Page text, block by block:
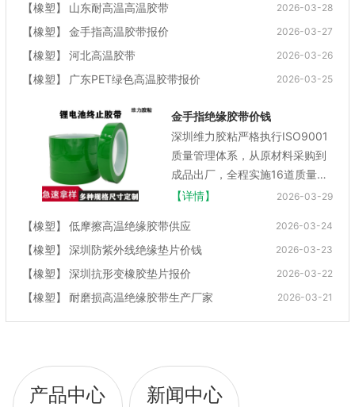
有限公司作为生产型企业，...
【橡塑】 山东耐高温高温胶带 2026-03-28
【橡塑】 金手指高温胶带报价 2026-03-27
【橡塑】 河北高温胶带 2026-03-26
【橡塑】 广东PET绿色高温胶带报价 2026-03-25
金手指绝缘胶带价钱
深圳维力胶粘严格执行ISO9001
质量管理体系，从原材料采购到
成品出厂，全程实施16道质量检
测流程，确保高温绝缘胶带的每
我们配备10名经验丰富的质检
员，...
【详情】 2026-03-29
【橡塑】 低摩擦高温绝缘胶带供应 2026-03-24
【橡塑】 深圳防紫外线绝缘垫片价钱 2026-03-23
【橡塑】 深圳抗形变橡胶垫片报价 2026-03-22
【橡塑】 耐磨损高温绝缘胶带生产厂家 2026-03-21
产品中心 新闻中心